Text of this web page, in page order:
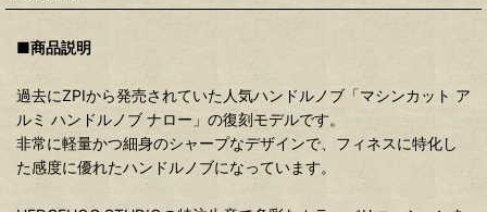
■商品説明
過去にZPIから発売されていた人気ハンドルノブ「マシンカット ア
ルミ ハンドルノブ ナロー」 の復刻モデルです。
非常に軽量かつ細身のシャープなデザインで、フィネスに特化し
た感度に優れたハンドルノブになっています。